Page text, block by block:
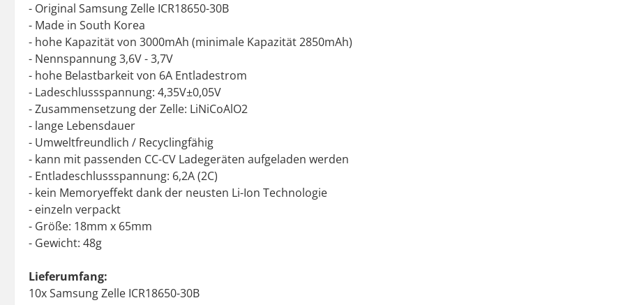
- Original Samsung Zelle ICR18650-30B
- Made in South Korea
- hohe Kapazität von 3000mAh (minimale Kapazität 2850mAh)
- Nennspannung 3,6V - 3,7V
- hohe Belastbarkeit von 6A Entladestrom
- Ladeschlussspannung: 4,35V±0,05V
- Zusammensetzung der Zelle: LiNiCoAlO2
- lange Lebensdauer
- Umweltfreundlich / Recyclingfähig
- kann mit passenden CC-CV Ladegeräten aufgeladen werden
- Entladeschlussspannung: 6,2A (2C)
- kein Memoryeffekt dank der neusten Li-Ion Technologie
- einzeln verpackt
- Größe: 18mm x 65mm
- Gewicht: 48g
Lieferumfang:
10x Samsung Zelle ICR18650-30B